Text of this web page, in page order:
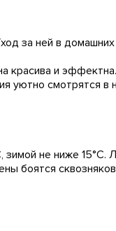
за ней в
красива и
уютно смотрятся в
не ниже 15°С.
боятся